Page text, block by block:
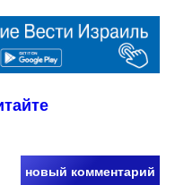
новый комментарий